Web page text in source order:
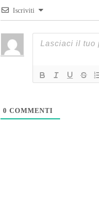
Iscriviti
0 COMMENTI